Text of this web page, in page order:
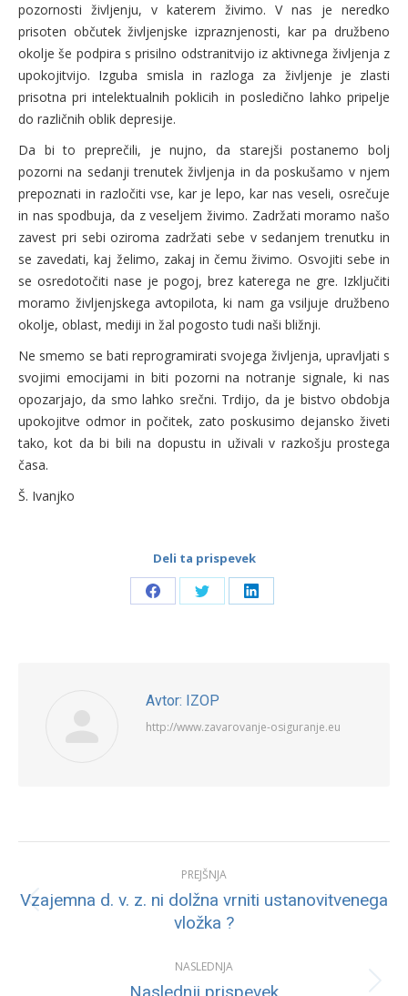
pozornosti življenju, v katerem živimo. V nas je neredko
prisoten občutek življenjske izpraznjenosti, kar pa družbeno
okolje še podpira s prisilno odstranitvijo iz aktivnega življenja z
upokojitvijo. Izguba smisla in razloga za življenje je zlasti
prisotna pri intelektualnih poklicih in posledično lahko pripelje
do različnih oblik depresije.
Da bi to preprečili, je nujno, da starejši postanemo bolj
pozorni na sedanji trenutek življenja in da poskušamo v njem
prepoznati in razločiti vse, kar je lepo, kar nas veseli, osrečuje
in nas spodbuja, da z veseljem živimo. Zadržati moramo našo
zavest pri sebi oziroma zadržati sebe v sedanjem trenutku in
se zavedati, kaj želimo, zakaj in čemu živimo. Osvojiti sebe in
se osredotočiti nase je pogoj, brez katerega ne gre. Izključiti
moramo življenjskega avtopilota, ki nam ga vsiljuje družbeno
okolje, oblast, mediji in žal pogosto tudi naši bližnji.
Ne smemo se bati reprogramirati svojega življenja, upravljati s
svojimi emocijami in biti pozorni na notranje signale, ki nas
opozarjajo, da smo lahko srečni. Trdijo, da je bistvo obdobja
upokojitve odmor in počitek, zato poskusimo dejansko živeti
tako, kot da bi bili na dopustu in uživali v razkošju prostega
časa.
Š. Ivanjko
Deli ta prispevek
Share Share Share
Avtor: IZOP
http://www.zavarovanje-osiguranje.eu
navigation
PREJŠNJA
Previous
post:
Vzajemna d. v. z. ni dolžna vrniti ustanovitvenega
vložka ?
NASLEDNJA
Next